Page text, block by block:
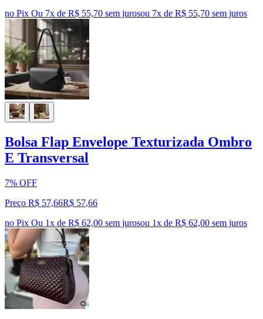
no Pix Ou 7x de R$ 55,70 sem jurosou 7x de R$ 55,70 sem juros
Bolsa Flap Envelope Texturizada Ombro
E Transversal
7% OFF
Preço R$ 57,66R$ 57,66
no Pix Ou 1x de R$ 62,00 sem jurosou 1x de R$ 62,00 sem juros